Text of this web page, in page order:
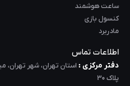
ساعت هوشمند
کنسول بازی
مادربرد
اطلاعات تماس
دفتر مرکزی : استان تهران، شهر تهران،
پلاک 30